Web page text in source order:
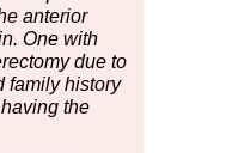
anterior
One with
due to
family history
the